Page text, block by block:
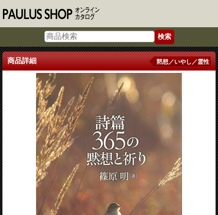
商品詳細 黙想／いやし／霊性